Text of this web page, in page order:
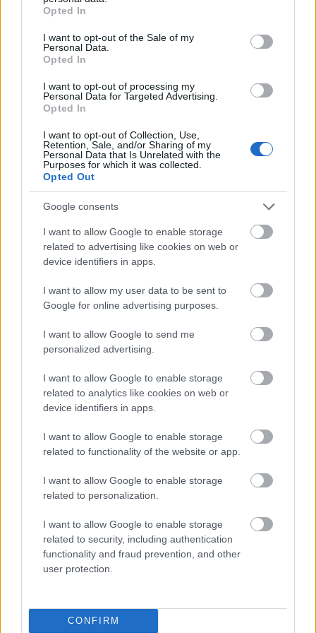
grant or deny consent to Google and its third-party tags to
use your data for below specified purposes in below Google
consent section.
Opted In
I want to opt-out of the Sale of my
Personal Data.
Opted In
I want to opt-out of processing my
Personal Data for Targeted Advertising.
Opted In
I want to opt-out of Collection, Use,
Retention, Sale, and/or Sharing of my
Personal Data that Is Unrelated with the
Purposes for which it was collected.
Opted Out
Google consents
I want to allow Google to enable storage
related to advertising like cookies on web or
device identifiers in apps.
I want to allow my user data to be sent to
Google for online advertising purposes.
I want to allow Google to send me
personalized advertising.
I want to allow Google to enable storage
related to analytics like cookies on web or
device identifiers in apps.
I want to allow Google to enable storage
related to functionality of the website or app.
I want to allow Google to enable storage
related to personalization.
I want to allow Google to enable storage
related to security, including authentication
functionality and fraud prevention, and other
user protection.
CONFIRM
felkerültek a lemezeikre, és egyben szélesítették a
műfaji palettát. A hiphop mellett visszanyúltak
gyökereikhez (eredetileg punkzenekarként indultak),
a rapet énekes részek és instrumentális
funkszerzemények egészítették ki. Az
Communicationennek az időszaknak a legjobb
lenyomata, és lehetne érvelni amellett is, hogy ezzel
sorjáznak a Beastie-k legbombább dalai. ASure Shot
tökéletes esszenciáját nyújtja a három hang – a két
nyafka fejhang és a reszelősebb kontrapunkt –
harmóniájának, aRoot Downa funksample-özés
magasiskolája a Hammond-kiállással, a
Sabotage
Hardkór
Hello Nasty(1998)
karrieráttekintő dokumentumfilm elsősorban a trió
korai időszakára fókuszál, a kétórás film felénél még